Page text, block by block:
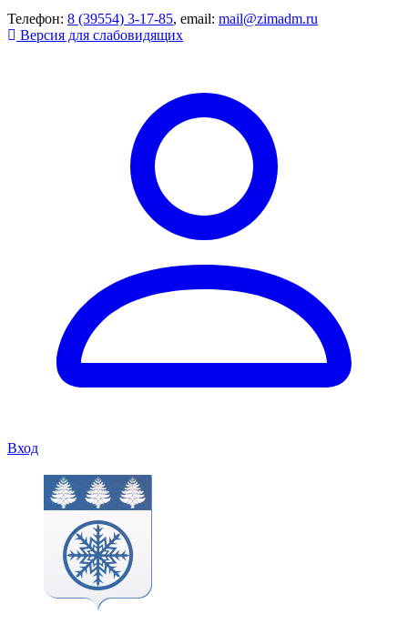
Телефон: 8 (39554) 3-17-85, email: mail@zimadm.ru
Версия для слабовидящих
Вход